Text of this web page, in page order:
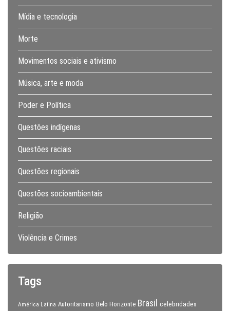
Mídia e tecnologia
Morte
Movimentos sociais e ativismo
Música, arte e moda
Poder e Política
Questões indígenas
Questões raciais
Questões regionais
Questões socioambientais
Religião
Violência e Crimes
Tags
América Latina Autoritarismo Belo Horizonte Brasil celebridades